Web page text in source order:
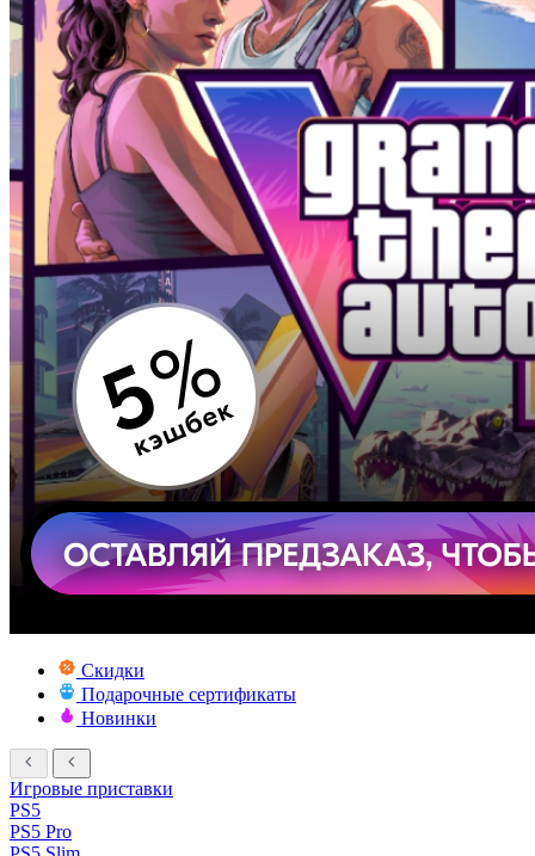
Скидки
Подарочные сертификаты
Новинки
Игровые приставки
PS5
PS5 Pro